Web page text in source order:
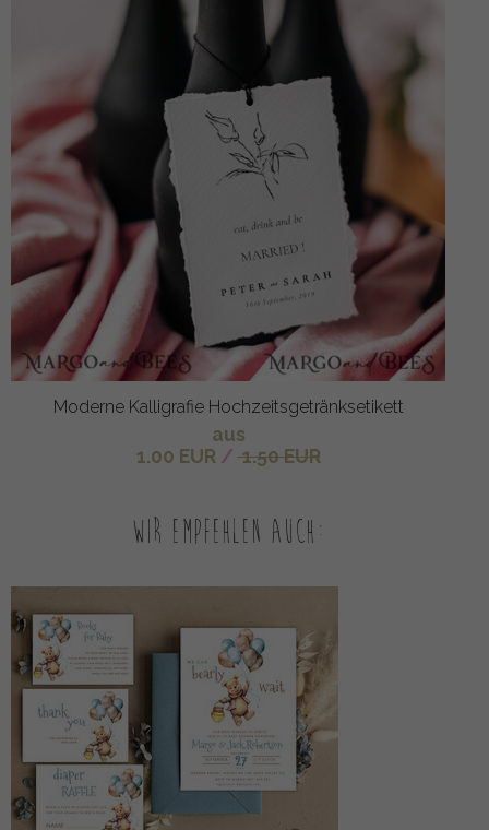
Moderne Kalligrafie Hochzeitsgetränksetikett
aus
1.00 EUR / 1.50 EUR
Wir empfehlen auch: